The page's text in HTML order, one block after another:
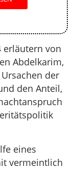
erläutern von
Abdelkarim,
der
den Anteil,
eines
vermeintlich